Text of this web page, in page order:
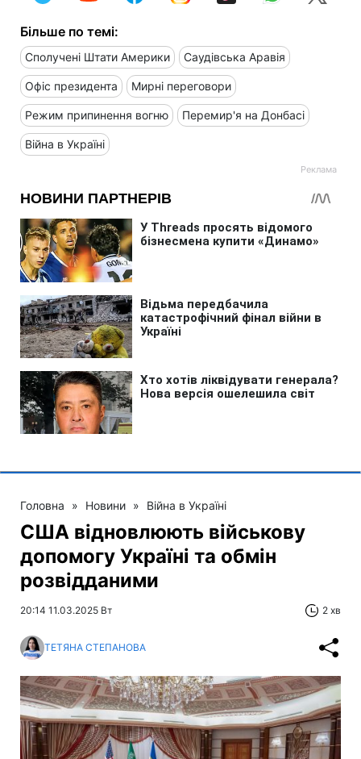
Більше по темі:
Сполучені Штати Америки Саудівська Аравія
Офіс президента Мирні переговори
Режим припинення вогню Перемир'я на Донбасі
Війна в Україні
Головна » Новини » Війна в Україні
США відновлюють військову
допомогу Україні та обмін
розвідданими
20:14 11.03.2025 Вт 2 хв
ТЕТЯНА СТЕПАНОВА